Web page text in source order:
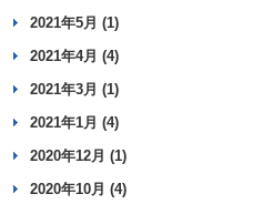
2021年5月 (1)
2021年4月 (4)
2021年3月 (1)
2021年1月 (4)
2020年12月 (1)
2020年10月 (4)